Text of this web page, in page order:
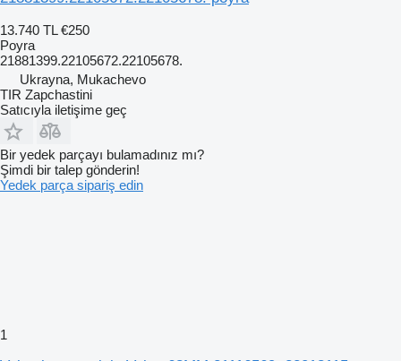
13.740 TL €250
Poyra
21881399.22105672.22105678.
Ukrayna, Mukachevo
TIR Zapchastini
Satıcıyla iletişime geç
Bir yedek parçayı bulamadınız mı?
Şimdi bir talep gönderin!
Yedek parça sipariş edin
1